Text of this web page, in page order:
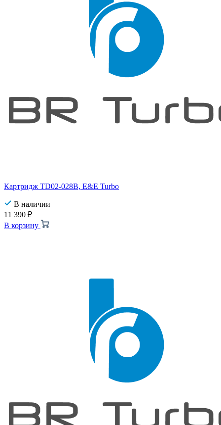
Картридж TD02-028B, E&E Turbo
В наличии
11 390 ₽
В корзину